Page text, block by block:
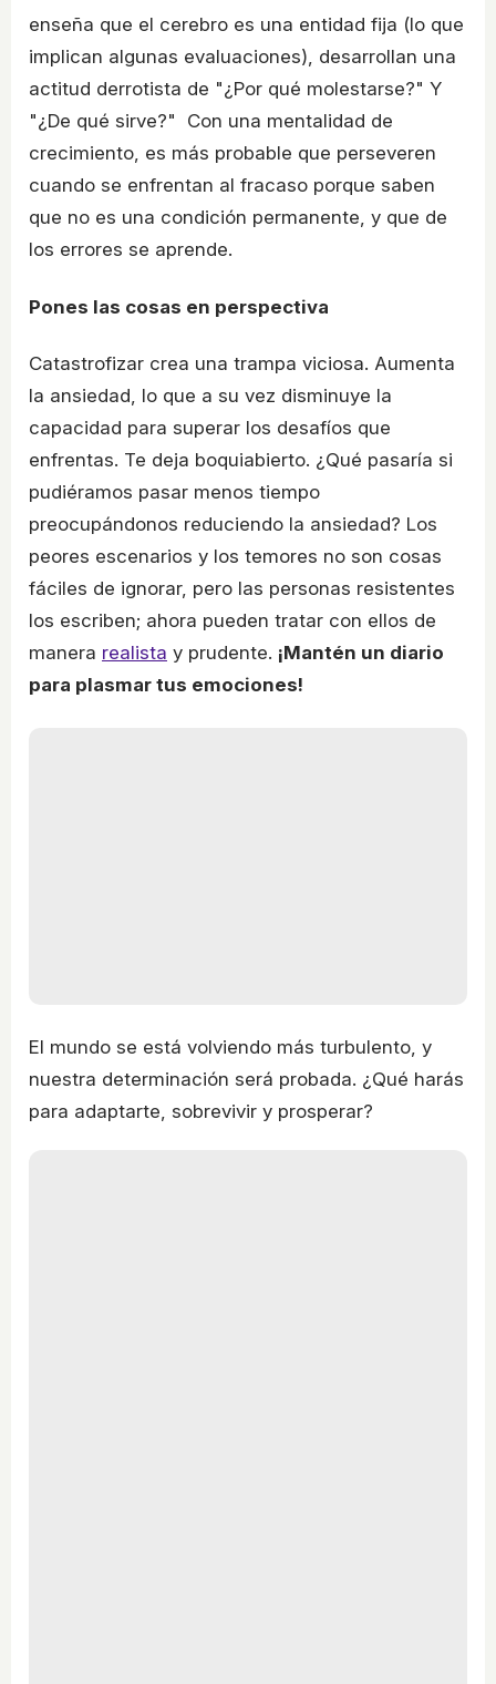
enseña que el cerebro es una entidad fija (lo que
implican algunas evaluaciones), desarrollan una
actitud derrotista de "¿Por qué molestarse?" Y
"¿De qué sirve?" Con una mentalidad de
crecimiento, es más probable que perseveren
cuando se enfrentan al fracaso porque saben
que no es una condición permanente, y que de
los errores se aprende.
Pones las cosas en perspectiva
Catastrofizar crea una trampa viciosa. Aumenta
la ansiedad, lo que a su vez disminuye la
capacidad para superar los desafíos que
enfrentas. Te deja boquiabierto. ¿Qué pasaría si
pudiéramos pasar menos tiempo
preocupándonos reduciendo la ansiedad? Los
peores escenarios y los temores no son cosas
fáciles de ignorar, pero las personas resistentes
los escriben; ahora pueden tratar con ellos de
manera realista y prudente. ¡Mantén un diario
para plasmar tus emociones!
El mundo se está volviendo más turbulento, y
nuestra determinación será probada. ¿Qué harás
para adaptarte, sobrevivir y prosperar?